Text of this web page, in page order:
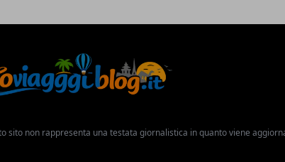
sito non rappresenta una testata giornalistica in quanto viene